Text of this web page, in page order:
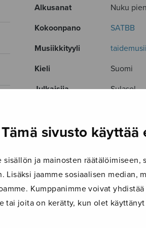
Tämä sivusto käyttää
sisällön ja mainosten
Lisäksi jaamme sosiaalisen median,
Kumppanimme voivat
tai joita on kerätty, kun olet
Alkusanat
Nuku
Kokoonpano
SATBB
Musiikkityyli
Kieli
Suomi
Julkaisija
Sulasol
Osastot
Sivumäärä
4
TUTUSTU MYÖS